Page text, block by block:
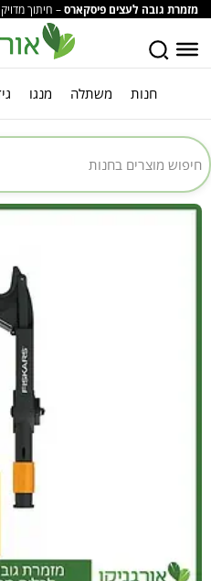
מזמרת גובה לעצים פיסקארס– חיתוך
פעולה רחב, מנגנון חיתוך עוצמתי וידית
חנות משתלה מנגו